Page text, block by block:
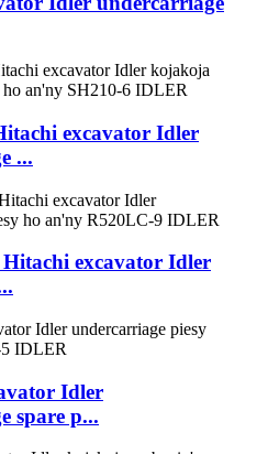
excavator Idler
...
excavator Idler
Idler
spare p...